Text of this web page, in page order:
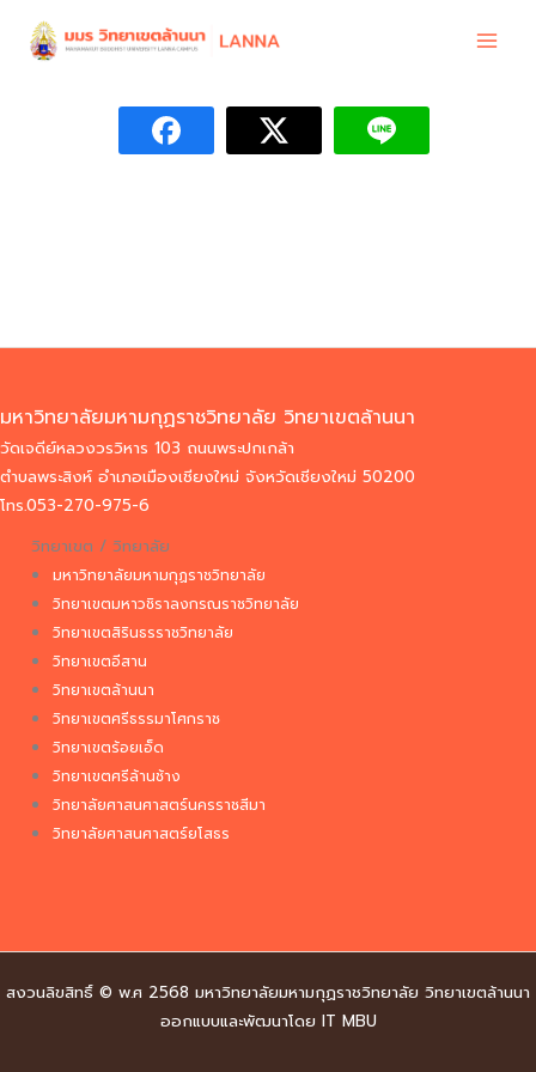
มหาวิทยาลัยมหามกุฏราชวิทยาลัย วิทยาเขตล้านนา
วัดเจดีย์หลวงวรวิหาร 103 ถนนพระปกเกล้า
ตำบลพระสิงห์ อำเภอเมืองเชียงใหม่ จังหวัดเชียงใหม่ 50200
โทร.053-270-975-6
วิทยาเขต / วิทยาลัย
มหาวิทยาลัยมหามกุฏราชวิทยาลัย
วิทยาเขตมหาวชิราลงกรณราชวิทยาลัย
วิทยาเขตสิรินธรราชวิทยาลัย
วิทยาเขตอีสาน
วิทยาเขตล้านนา
วิทยาเขตศรีธรรมาโศกราช
วิทยาเขตร้อยเอ็ด
วิทยาเขตศรีล้านช้าง
วิทยาลัยศาสนศาสตร์นครราชสีมา
วิทยาลัยศาสนศาสตร์ยโสธร
สงวนลิขสิทธิ์ © พ.ศ 2568 มหาวิทยาลัยมหามกุฏราชวิทยาลัย วิทยาเขตล้านนา
ออกแบบและพัฒนาโดย IT MBU